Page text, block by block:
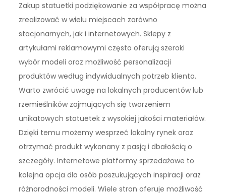
Zakup statuetki podziękowanie za współpracę można
zrealizować w wielu miejscach zarówno
stacjonarnych, jak i internetowych. Sklepy z
artykułami reklamowymi często oferują szeroki
wybór modeli oraz możliwość personalizacji
produktów według indywidualnych potrzeb klienta.
Warto zwrócić uwagę na lokalnych producentów lub
rzemieślników zajmujących się tworzeniem
unikatowych statuetek z wysokiej jakości materiałów.
Dzięki temu możemy wesprzeć lokalny rynek oraz
otrzymać produkt wykonany z pasją i dbałością o
szczegóły. Internetowe platformy sprzedażowe to
kolejna opcja dla osób poszukujących inspiracji oraz
różnorodności modeli. Wiele stron oferuje możliwość